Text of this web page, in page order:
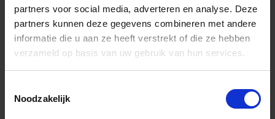
partners voor social media, adverteren en analyse. Deze
partners kunnen deze gegevens combineren met andere
informatie die u aan ze heeft verstrekt of die ze hebben
verzameld op basis van uw gebruik van hun services.
Noodzakelijk
G&B Kozijnschroef GC T30 7,5X252MM